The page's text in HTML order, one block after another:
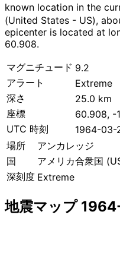
known location in the
(United States - US),
epicenter is located at
60.908.
マグニチュード 9.2
アラート
Extreme
深さ
25.0 km
座標
60.908, -
UTC 時刻
1964-03-
場所
アンカレッジ
国
アメリカ合衆国
深刻度 Extreme
地震マップ